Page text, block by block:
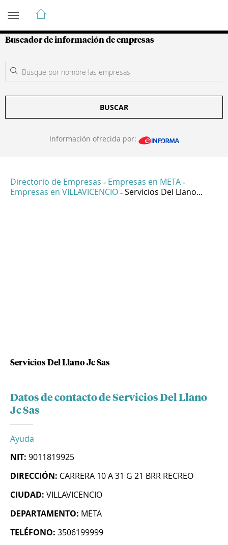
Guía de Empresas Colombianas
Buscador de información de empresas
BUSCAR
Información ofrecida por:
Directorio de Empresas - Empresas en META -
Empresas en VILLAVICENCIO - Servicios Del Llano...
Servicios Del Llano Jc Sas
Datos de contacto de Servicios Del Llano
Jc Sas
Ayuda
NIT: 9011819925
DIRECCIÓN: CARRERA 10 A 31 G 21 BRR RECREO
CIUDAD: VILLAVICENCIO
DEPARTAMENTO: META
TELÉFONO: 3506199999